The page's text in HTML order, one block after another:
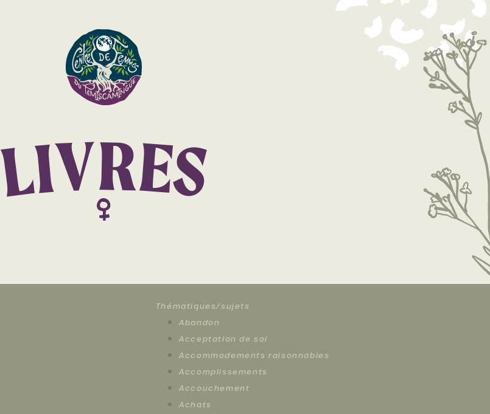
LIVRES
Thématiques/sujets
Abandon
Acceptation de soi
Accommodements raisonnables
Accomplissements
Accouchement
Achats